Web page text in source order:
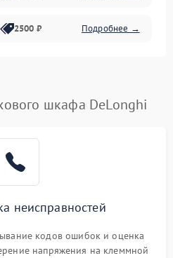
2500 ₽ Подробнее →
шкафа DeLonghi
неисправностей
кодов ошибок и оценка
напряжения на клеммной